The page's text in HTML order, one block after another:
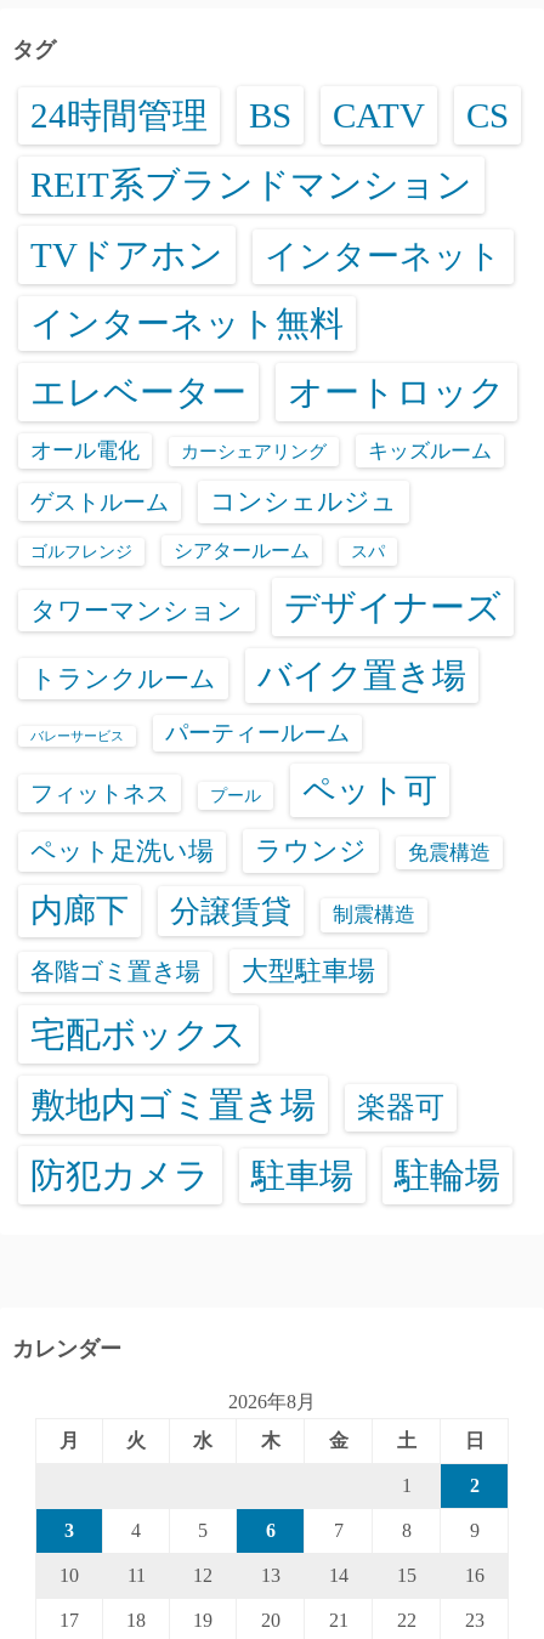
タグ
24時間管理 BS CATV CS
REIT系ブランドマンション
TVドアホン インターネット
インターネット無料
エレベーター オートロック
オール電化 カーシェアリング キッズルーム
ゲストルーム コンシェルジュ
ゴルフレンジ シアタールーム スパ
タワーマンション デザイナーズ
トランクルーム バイク置き場
バレーサービス パーティールーム
フィットネス プール ペット可
ペット足洗い場 ラウンジ 免震構造
内廊下 分譲賃貸 制震構造
各階ゴミ置き場 大型駐車場
宅配ボックス
敷地内ゴミ置き場
楽器可
防犯カメラ 駐車場 駐輪場
カレンダー
2026年8月
月
火 水 木 金 土 日
1 2
3 4 5 6 7 8 9
10 11 12 13 14 15 16
17 18 19 20 21 22 23